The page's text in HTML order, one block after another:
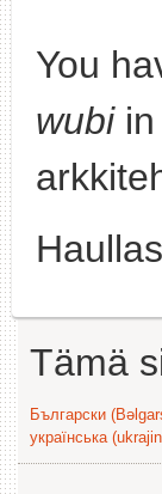
You
wubiin
Tämä
Български
українська